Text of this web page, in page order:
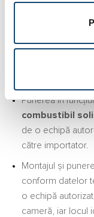
folosind mai
folosind
Punerea în
combustibil
de o echipă
către importator.
Montajul și
conform datelor
o echipă
cameră, iar locul